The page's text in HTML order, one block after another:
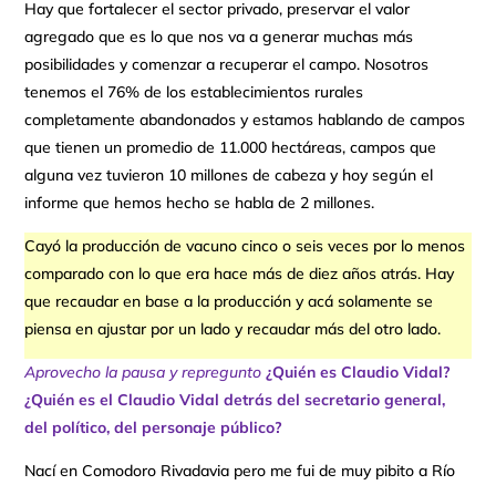
Hay que fortalecer el sector privado, preservar el valor
agregado que es lo que nos va a generar muchas más
posibilidades y comenzar a recuperar el campo. Nosotros
tenemos el 76% de los establecimientos rurales
completamente abandonados y estamos hablando de campos
que tienen un promedio de 11.000 hectáreas, campos que
alguna vez tuvieron 10 millones de cabeza y hoy según el
informe que hemos hecho se habla de 2 millones.
Cayó la producción de vacuno cinco o seis veces por lo menos
comparado con lo que era hace más de diez años atrás. Hay
que recaudar en base a la producción y acá solamente se
piensa en ajustar por un lado y recaudar más del otro lado.
Aprovecho la pausa y repregunto ¿Quién es Claudio Vidal?
¿Quién es el Claudio Vidal detrás del secretario general,
del político, del personaje público?
Nací en Comodoro Rivadavia pero me fui de muy pibito a Río